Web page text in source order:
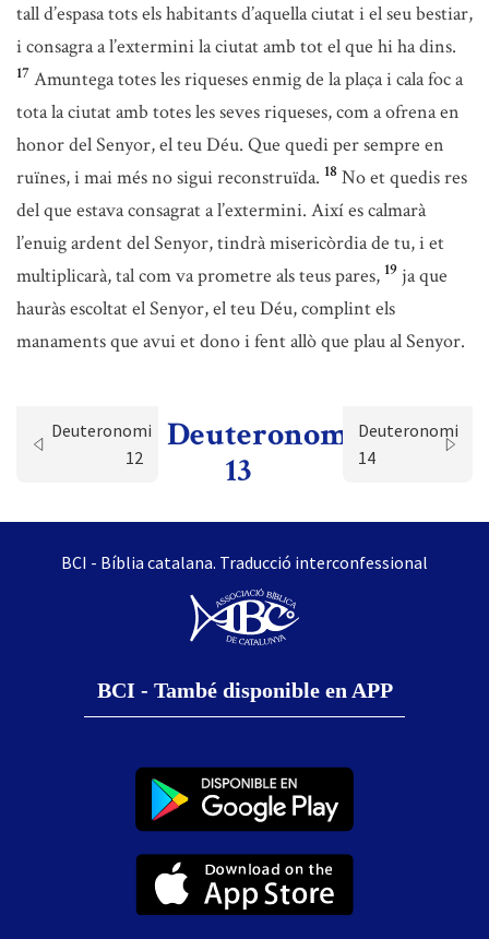
tall d’espasa tots els habitants d’aquella ciutat i el seu bestiar,
i consagra a l’extermini la ciutat amb tot el que hi ha dins.
17 Amuntega totes les riqueses enmig de la plaça i cala foc a
tota la ciutat amb totes les seves riqueses, com a ofrena en
honor del Senyor, el teu Déu. Que quedi per sempre en
ruïnes, i mai més no sigui reconstruïda. 18 No et quedis res
del que estava consagrat a l’extermini. Així es calmarà
l’enuig ardent del Senyor, tindrà misericòrdia de tu, i et
multiplicarà, tal com va prometre als teus pares, 19 ja que
hauràs escoltat el Senyor, el teu Déu, complint els
manaments que avui et dono i fent allò que plau al Senyor.
Deuteronomi
12
Deuteronomi
13
Deuteronomi
14
BCI - Bíblia catalana. Traducció interconfessional
BCI - També disponible en APP